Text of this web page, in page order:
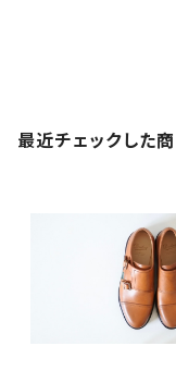
最近チェックした